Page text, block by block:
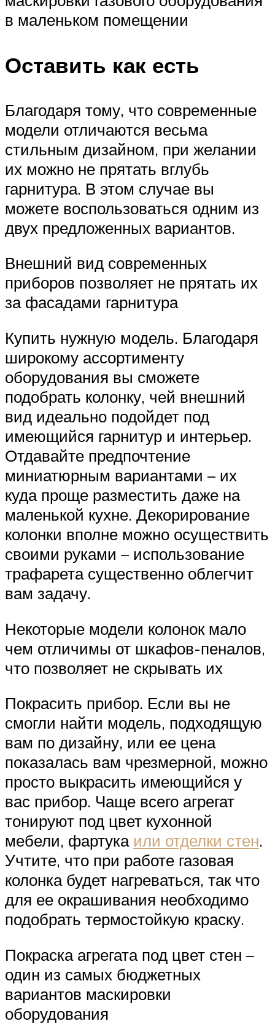
в маленьком помещении
Оставить как есть
Благодаря тому, что современные
модели отличаются весьма
стильным дизайном, при желании
их можно не прятать вглубь
гарнитура. В этом случае вы
можете воспользоваться одним из
двух предложенных вариантов.
Внешний вид современных
приборов позволяет не прятать их
за фасадами гарнитура
Купить нужную модель. Благодаря
широкому ассортименту
оборудования вы сможете
подобрать колонку, чей внешний
вид идеально подойдет под
имеющийся гарнитур и интерьер.
Отдавайте предпочтение
миниатюрным вариантами – их
куда проще разместить даже на
маленькой кухне. Декорирование
колонки вполне можно осуществить
своими руками – использование
трафарета существенно облегчит
вам задачу.
Некоторые модели колонок мало
чем отличимы от шкафов-пеналов,
что позволяет не скрывать их
Покрасить прибор. Если вы не
смогли найти модель, подходящую
вам по дизайну, или ее цена
показалась вам чрезмерной, можно
просто выкрасить имеющийся у
вас прибор. Чаще всего агрегат
тонируют под цвет кухонной
мебели, фартука или отделки стен.
Учтите, что при работе газовая
колонка будет нагреваться, так что
для ее окрашивания необходимо
подобрать термостойкую краску.
Покраска агрегата под цвет стен –
один из самых бюджетных
вариантов маскировки
оборудования